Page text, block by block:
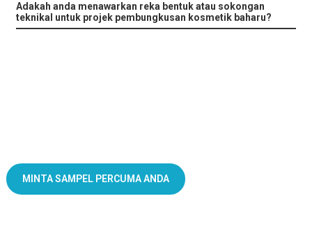
Adakah anda menawarkan reka bentuk atau sokongan
teknikal untuk projek pembungkusan kosmetik baharu?
MINTA SAMPEL PERCUMA ANDA